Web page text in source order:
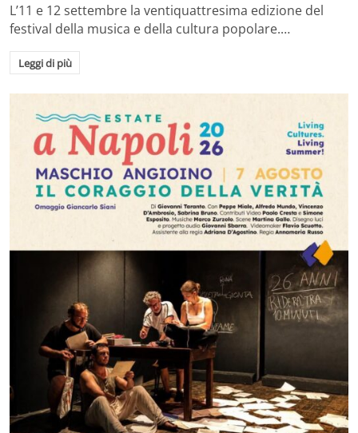
L’11 e 12 settembre la ventiquattresima edizione del
festival della musica e della cultura popolare.…
Leggi di più